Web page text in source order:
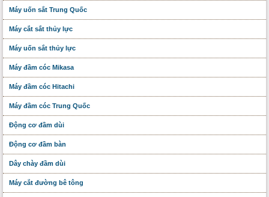
Máy uốn sắt Trung Quốc
Máy cắt sắt thủy lực
Máy uốn sắt thủy lực
Máy đầm cóc Mikasa
Máy đầm cóc Hitachi
Máy đầm cóc Trung Quốc
Động cơ đầm dùi
Động cơ đầm bàn
Dây chày đầm dùi
Máy cắt đường bê tông